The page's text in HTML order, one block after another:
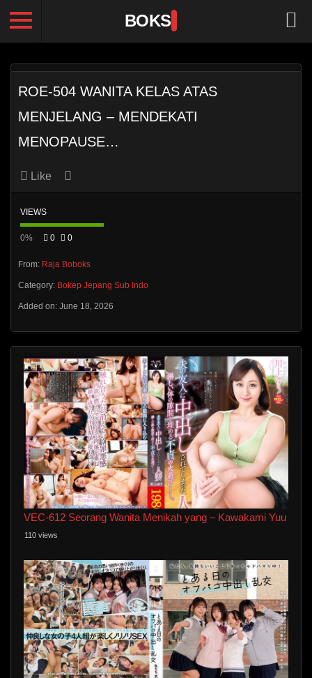
BOKS
ROE-504 WANITA KELAS ATAS
MENJELANG – MENDEKATI
MENOPAUSE…
Like
VIEWS
0% 0 0
From: Raja Boboks
Category: Bokep Jepang Sub Indo
Added on: June 18, 2026
VEC-612 Seorang Wanita Menikah yang – Kawakami Yuu
110 views